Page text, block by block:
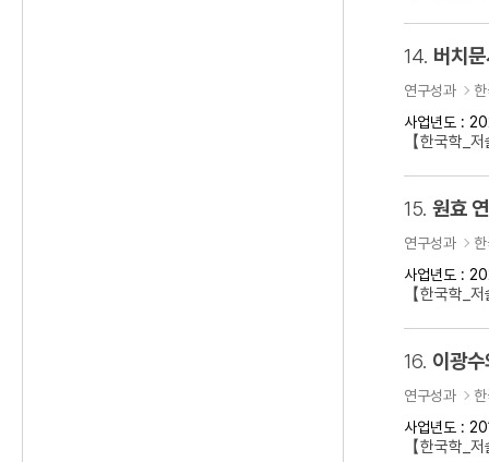
14. 버치
연구성과
사업년도 :
【한국학_
15. 원효
연구성과
사업년도 :
【한국학_
16. 이광
연구성과
사업년도 :
【한국학_